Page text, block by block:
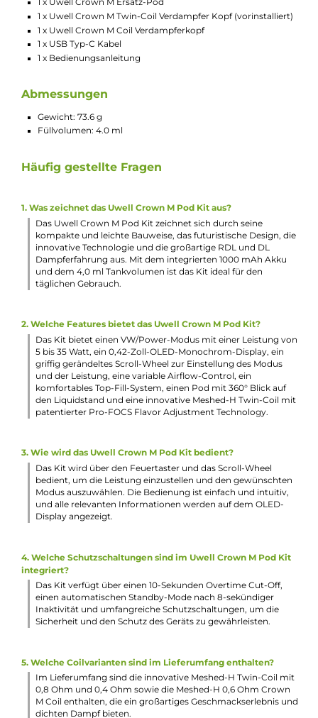
Ausgangsleistung: 5 bis 35 Watt
Moderner Chipsatz
0.42 Zoll OLED Monochrom-Display mit Anzeige von
Griffig gerändeltes Scroll-Wheel zur Einstellung des
gewünschten Modus bei Verwendung der Twin-Coil und
Leistungseinstellung
10-Sekunden Overtime Cut-Off und umfangreiche
Automatischer Standby-Mode nach 8-sekündiger
Variable Airflow-Control mit stufenlos justierbarem
Schieberegler (Slider) am Mod
Sichere mechanische Pod-Fixierung durch Einrasten auf
dem Mod
Abgedunkeltes und transparentes Pod-Design
4.0 ml Tankvolumen
Komfortables Top-Fill unter der gesteckten Top-Cap mit
Silikon-Verschluss
Integriertes Drip Tip
Einfacher Push & Pull Coilwechsel
Kompatibel zu den neuen FeCrAl Meshed-H Crown M
Meshed-H 0.8/0.4 Ohm Crown-M Twin Coil für RDL und
mit zwei unterschiedlichen Leistungsbereichen von 15 bis
23 Watt inkludiert
Pro-FOCS Technology für noch intensiveren Geschmack
dichten Dampf
Bestmöglicher Auslaufschutz
Verschiedene Farbvarianten
Lieferumfang
1 x Uwell Crown M Pod Mod Akkuträger
1 x Uwell Crown M Ersatz-Pod
1 x Uwell Crown M Twin-Coil Verdampfer Kopf
1 x Uwell Crown M Coil Verdampferkopf
1 x Bedienungsanleitung
Abmessungen